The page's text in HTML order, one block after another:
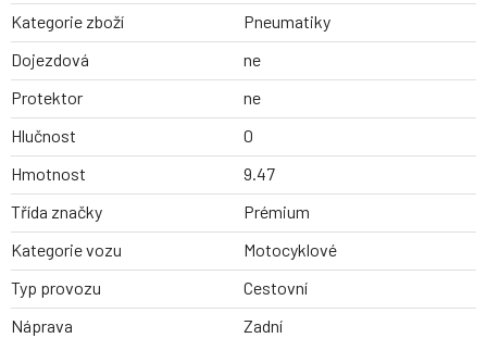
Kategorie zboží
Pneumatiky
Dojezdová
ne
Protektor
ne
Hlučnost
0
Hmotnost
9.47
Třída značky
Prémium
Kategorie vozu
Motocyklové
Typ provozu
Cestovní
Náprava
Zadní